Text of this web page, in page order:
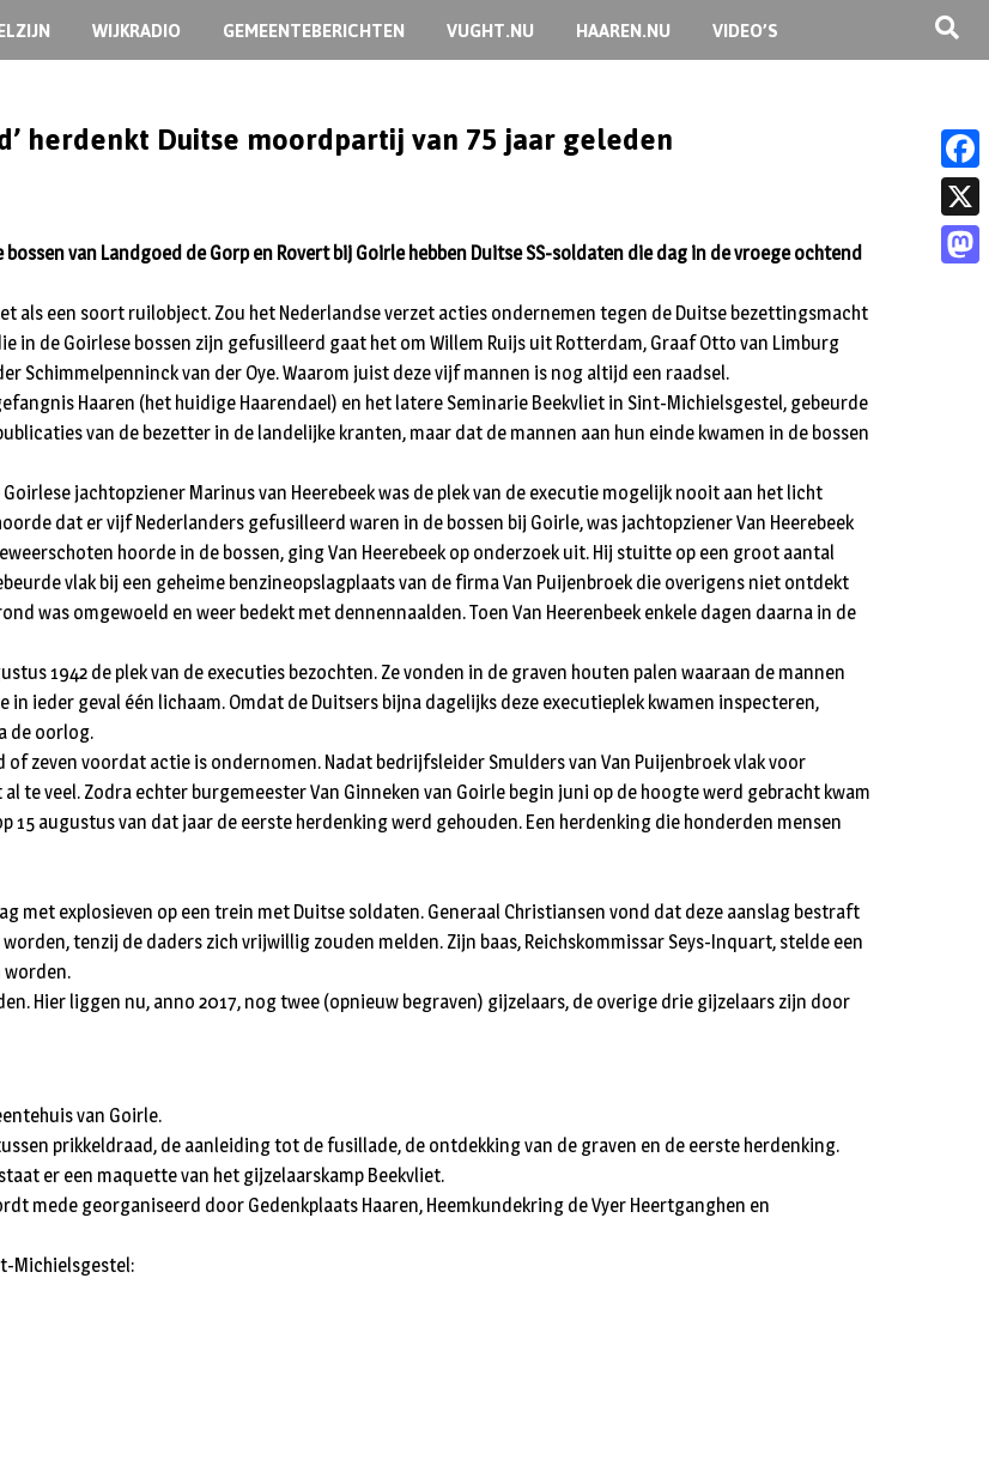
WIJKRADIO GEMEENTEBERICHTEN VUGHT.NU HAAREN.NU VIDEO’S
herdenkt Duitse moordpartij van 75 jaar geleden
van Landgoed de Gorp en Rovert bij Goirle hebben Duitse SS-soldaten die dag in de vroege ochtend
als een soort ruilobject. Zou het Nederlandse verzet acties ondernemen tegen de Duitse bezettingsmacht
in de Goirlese bossen zijn gefusilleerd gaat het om Willem Ruijs uit Rotterdam, Graaf Otto van Limburg
Schimmelpenninck van der Oye. Waarom juist deze vijf mannen is nog altijd een raadsel.
Haaren (het huidige Haarendael) en het latere Seminarie Beekvliet in Sint-Michielsgestel, gebeurde
van de bezetter in de landelijke kranten, maar dat de mannen aan hun einde kwamen in de bossen
jachtopziener Marinus van Heerebeek was de plek van de executie mogelijk nooit aan het licht
dat er vijf Nederlanders gefusilleerd waren in de bossen bij Goirle, was jachtopziener Van Heerebeek
hoorde in de bossen, ging Van Heerebeek op onderzoek uit. Hij stuitte op een groot aantal
vlak bij een geheime benzineopslagplaats van de firma Van Puijenbroek die overigens niet ontdekt
was omgewoeld en weer bedekt met dennennaalden. Toen Van Heerenbeek enkele dagen daarna in de
1942 de plek van de executies bezochten. Ze vonden in de graven houten palen waaraan de mannen
ieder geval één lichaam. Omdat de Duitsers bijna dagelijks deze executieplek kwamen inspecteren,
de oorlog.
zeven voordat actie is ondernomen. Nadat bedrijfsleider Smulders van Van Puijenbroek vlak voor
te veel. Zodra echter burgemeester Van Ginneken van Goirle begin juni op de hoogte werd gebracht kwam
15 augustus van dat jaar de eerste herdenking werd gehouden. Een herdenking die honderden mensen
met explosieven op een trein met Duitse soldaten. Generaal Christiansen vond dat deze aanslag bestraft
tenzij de daders zich vrijwillig zouden melden. Zijn baas, Reichskommissar Seys-Inquart, stelde een
Hier liggen nu, anno 2017, nog twee (opnieuw begraven) gijzelaars, de overige drie gijzelaars zijn door
van Goirle.
prikkeldraad, de aanleiding tot de fusillade, de ontdekking van de graven en de eerste herdenking.
er een maquette van het gijzelaarskamp Beekvliet.
mede georganiseerd door Gedenkplaats Haaren, Heemkundekring de Vyer Heertganghen en
Michielsgestel:
F
a
c
X